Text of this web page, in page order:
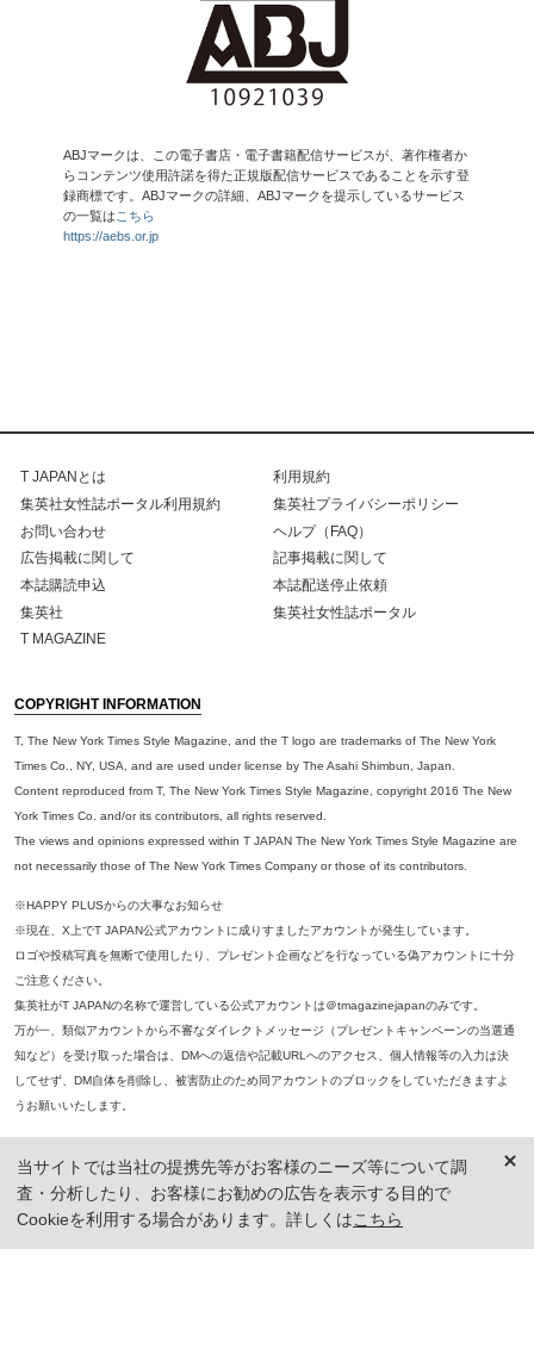
ABJマークは、この電子書店・電子書籍配信サービスが、著作権者か
らコンテンツ使用許諾を得た正規版配信サービスであることを示す登
録商標です。ABJマークの詳細、ABJマークを提示しているサービス
の一覧は こちら
https://aebs.or.jp
T JAPANとは
利用規約
集英社女性誌ポータル利用規約
集英社プライバシーポリシー
お問い合わせ
ヘルプ（FAQ）
広告掲載に関して
記事掲載に関して
本誌購読申込
本誌配送停止依頼
集英社
集英社女性誌ポータル
T MAGAZINE
COPYRIGHT INFORMATION
T, The New York Times Style Magazine, and the T logo are trademarks of The New York
Times Co., NY, USA, and are used under license by The Asahi Shimbun, Japan.
Content reproduced from T, The New York Times Style Magazine, copyright 2016 The New
York Times Co. and/or its contributors, all rights reserved.
The views and opinions expressed within T JAPAN The New York Times Style Magazine are
not necessarily those of The New York Times Company or those of its contributors.
※HAPPY PLUSからの大事なお知らせ
※現在、X上でT JAPAN公式アカウントに成りすましたアカウントが発生しています。
ロゴや投稿写真を無断で使用したり、プレゼント企画などを行なっている偽アカウントに十分
ご注意ください。
集英社がT JAPANの名称で運営している公式アカウントは＠tmagazinejapanのみです。
万が一、類似アカウントから不審なダイレクトメッセージ（プレゼントキャンペーンの当選通
知など）を受け取った場合は、DMへの返信や記載URLへのアクセス、個人情報等の入力は決
してせず、DM自体を削除し、被害防止のため同アカウントのブロックをしていただきますよ
うお願いいたします。
※ 掲載商品の価格は、特に記載がないかぎり、「税込価格」で表示しています。ただし、2021年3月18日以前に公開し
た記事については「本体価格（税抜）」での表示となり、 掲載価格には消費税が含まれておりませんのでご注意くだ
当サイトでは当社の提携先等がお客様のニーズ等について調
査・分析したり、お客様にお勧めの広告を表示する目的で
Cookieを利用する場合があります。詳しくはこちら